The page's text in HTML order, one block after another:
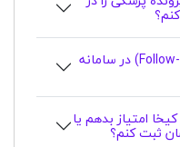
آیا امکان ارسال گزارش درمان (Follow-up) در سامانه
امتیاز بدهم یا
ثبت کنم؟